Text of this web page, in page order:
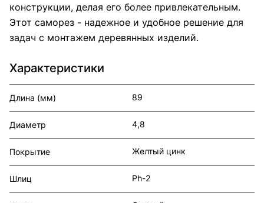
конструкции, делая его более привлекательным.
Этот саморез - надежное и удобное решение для
задач с монтажем деревянных изделий.
Характеристики
Длина (мм) 89
Диаметр 4,8
Покрытие Желтый цинк
Шлиц Ph-2